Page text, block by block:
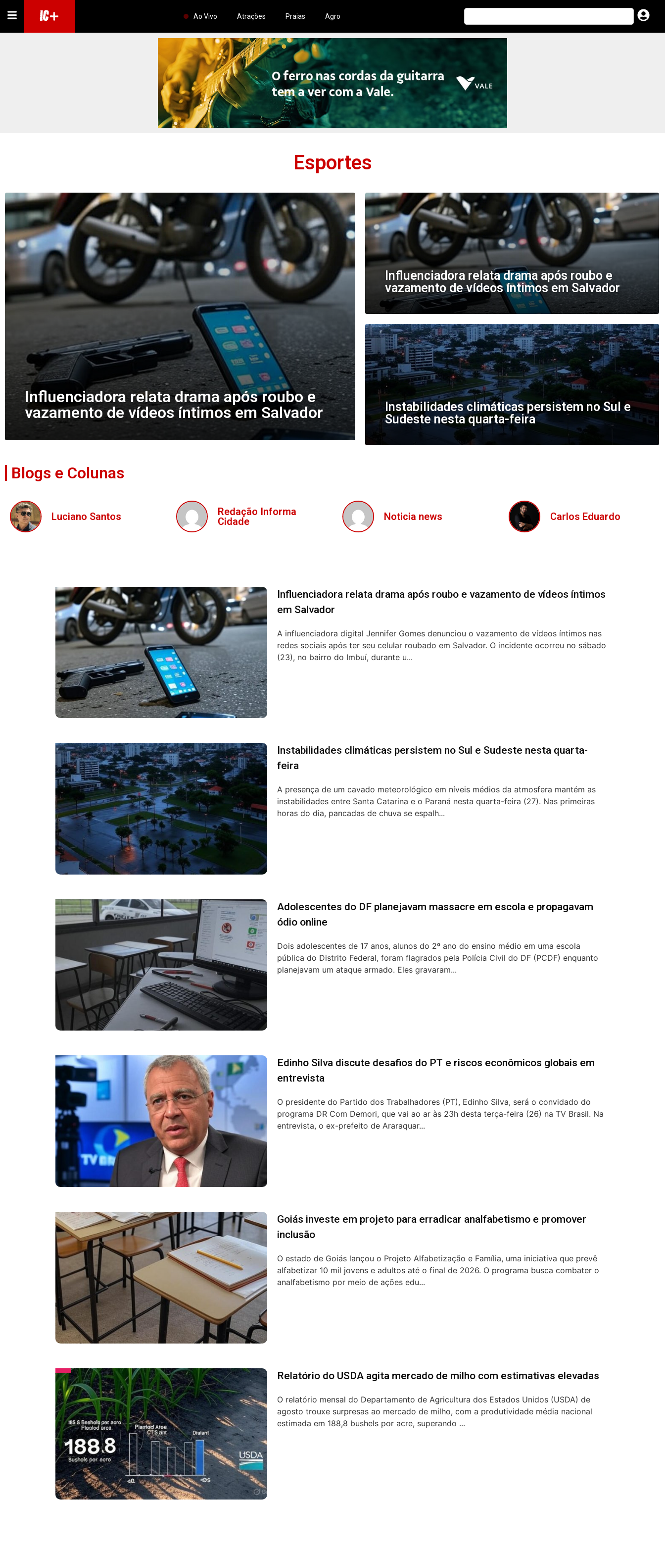
IC+ Ao Vivo Atrações Praias Agro
Esportes
Influenciadora relata drama após roubo e
vazamento de vídeos íntimos em Salvador
Influenciadora relata drama após roubo e
vazamento de vídeos íntimos em Salvador
Instabilidades climáticas persistem no Sul e
Sudeste nesta quarta-feira
Blogs e Colunas
Luciano Santos
Redação Informa
Cidade
Noticia news Carlos Eduardo
Influenciadora relata drama após roubo e vazamento de vídeos íntimos
em Salvador
A influenciadora digital Jennifer Gomes denunciou o vazamento de vídeos íntimos nas
redes sociais após ter seu celular roubado em Salvador. O incidente ocorreu no sábado
(23), no bairro do Imbuí, durante u...
Instabilidades climáticas persistem no Sul e Sudeste nesta quarta-
feira
A presença de um cavado meteorológico em níveis médios da atmosfera mantém as
instabilidades entre Santa Catarina e o Paraná nesta quarta-feira (27). Nas primeiras
horas do dia, pancadas de chuva se espalh...
Adolescentes do DF planejavam massacre em escola e propagavam
ódio online
Dois adolescentes de 17 anos, alunos do 2º ano do ensino médio em uma escola
pública do Distrito Federal, foram flagrados pela Polícia Civil do DF (PCDF) enquanto
planejavam um ataque armado. Eles gravaram...
Edinho Silva discute desafios do PT e riscos econômicos globais em
entrevista
O presidente do Partido dos Trabalhadores (PT), Edinho Silva, será o convidado do
programa DR Com Demori, que vai ao ar às 23h desta terça-feira (26) na TV Brasil. Na
entrevista, o ex-prefeito de Araraquar...
Goiás investe em projeto para erradicar analfabetismo e promover
inclusão
O estado de Goiás lançou o Projeto Alfabetização e Família, uma iniciativa que prevê
alfabetizar 10 mil jovens e adultos até o final de 2026. O programa busca combater o
analfabetismo por meio de ações edu...
Relatório do USDA agita mercado de milho com estimativas elevadas
O relatório mensal do Departamento de Agricultura dos Estados Unidos (USDA) de
agosto trouxe surpresas ao mercado de milho, com a produtividade média nacional
estimada em 188,8 bushels por acre, superando ...